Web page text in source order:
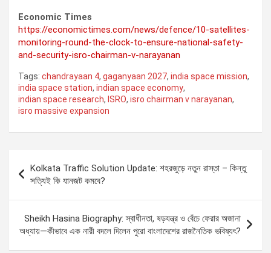
Economic Times
https://economictimes.com/news/defence/10-satellites-
monitoring-round-the-clock-to-ensure-national-safety-
and-security-isro-chairman-v-narayanan
Tags: chandrayaan 4, gaganyaan 2027, india space mission,
india space station, indian space economy,
indian space research, ISRO, isro chairman v narayanan,
isro massive expansion
navigation
Kolkata Traffic Solution Update: শহরজুড়ে নতুন রাস্তা – কিন্তু
সত্যিই কি যানজট কমবে?
Sheikh Hasina Biography: স্বাধীনতা, ষড়যন্ত্র ও বেঁচে ফেরার অজানা
অধ্যায়—কীভাবে এক নারী বদলে দিলেন পুরো বাংলাদেশের রাজনৈতিক ভবিষ্যৎ?